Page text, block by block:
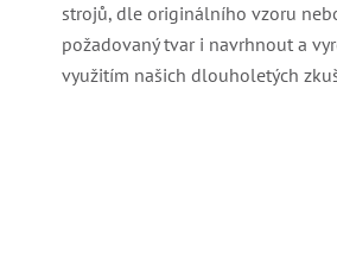
strojů, dle originálního vzoru
požadovaný tvar i navrhnout a
využitím našich dlouholetých